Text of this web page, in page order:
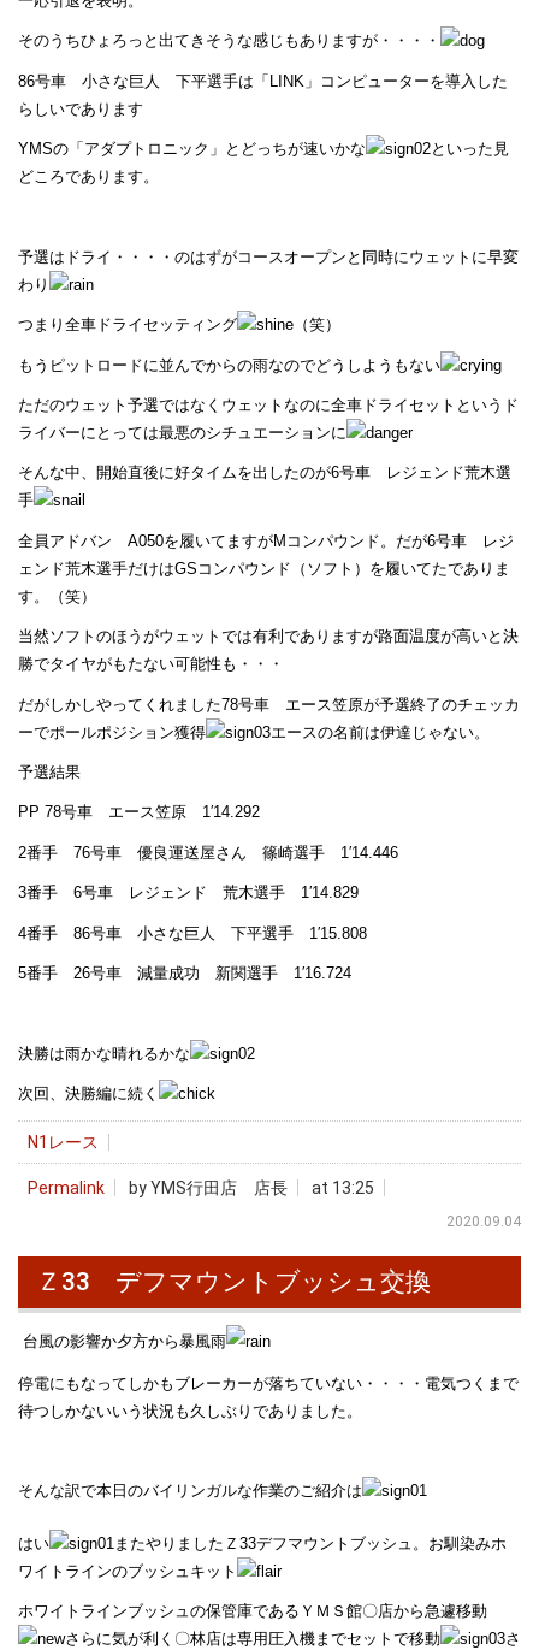
そのうちひょろっと出てきそうな感じもありますが・・・・
86号車 小さな巨人 下平選手は「LINK」コンピューターを導入した
らしいであります
YMSの「アダプトロニック」とどっちが速いかな
といった見
どころであります。
予選はドライ・・・・のはずがコースオープンと同時にウェットに早変
わり
つまり全車ドライセッティング （笑）
もうピットロードに並んでからの雨なのでどうしようもない
ただのウェット予選ではなくウェットなのに全車ドライセットというド
ライバーにとっては最悪のシチュエーションに
そんな中、開始直後に好タイムを出したのが6号車 レジェンド荒木選
手
全員アドバン A050を履いてますがMコンパウンド。だが6号車 レジ
ェンド荒木選手だけはGSコンパウンド（ソフト）を履いてたでありま
す。（笑）
当然ソフトのほうがウェットでは有利でありますが路面温度が高いと決
勝でタイヤがもたない可能性も・・・
だがしかしやってくれました78号車 エース笠原が予選終了のチェッカ
ーでポールポジション獲得
エースの名前は伊達じゃない。
予選結果
PP 78号車 エース笠原 1′14.292
2番手 76号車 優良運送屋さん 篠崎選手 1′14.446
3番手 6号車 レジェンド 荒木選手 1′14.829
4番手 86号車 小さな巨人 下平選手 1′15.808
5番手 26号車 減量成功 新関選手 1′16.724
決勝は雨かな晴れるかな
次回、決勝編に続く
N1レース
Permalink by YMS行田店 店長 at 13:25
2020.09.04
Ｚ33 デフマウントブッシュ交換
台風の影響か夕方から暴風雨
停電にもなってしかもブレーカーが落ちていない・・・・電気つくまで
待つしかないいう状況も久しぶりでありました。
そんな訳で本日のバイリンガルな作業のご紹介は
はい
またやりましたＺ33デフマウントブッシュ。お馴染みホ
ワイトラインのブッシュキット
ホワイトラインブッシュの保管庫であるＹＭＳ館〇店から急遽移動
さらに気が利く〇林店は専用圧入機までセットで移動
さ